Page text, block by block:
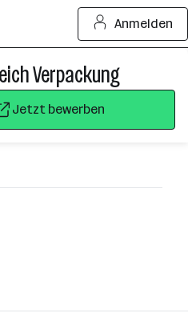
Anmelden
Verpackung
Jetzt bewerben